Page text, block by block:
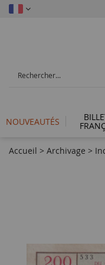
NOUVEAUTÉS
Accueil > Archivage >